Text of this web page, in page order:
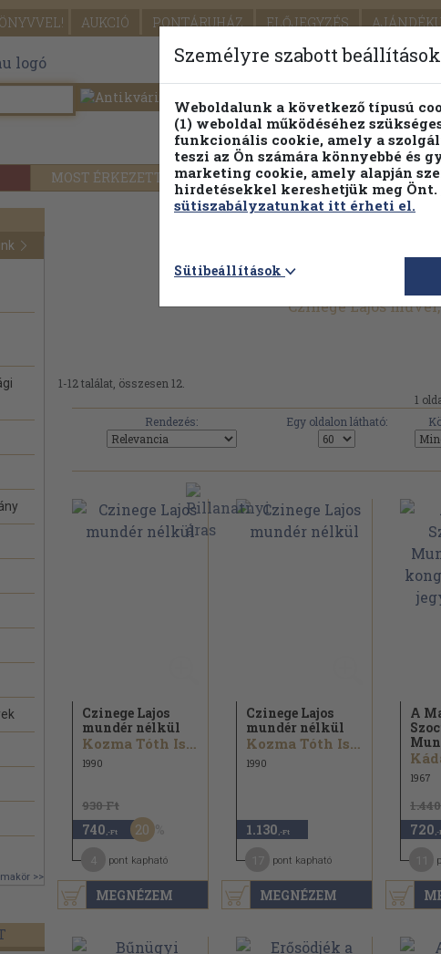
AUKCIÓ PONTÁRUHÁZ ELŐJEGYZÉS
MOST ÉRKEZETT PILLANATNYI ÁRAINK
Részletes kereső
>>
Czinege Lajos
1-12 találat, összesen 12.
1
Rendezés:
Egy oldalon látható:
MEGNÉZEM
Czinege Lajos
mundér nélkül
Kozma Tóth István
1990
930 Ft
740 ,-Ft 20
pont kapható
MEGNÉZEM
Czinege Lajos
mundér nélkül
Kozma Tóth István
1990
1.130 ,-Ft
pont kapható
A
1967
720
Személyre szabott beállítások
Weboldalunk a következő típusú
(1) weboldal működéséhez
funkcionális cookie, amely a
teszi az Ön számára könnyebbé és
marketing cookie, amely alapján
hirdetésekkel kereshetjük meg Önt.
sütiszabályzatunkat itt érheti el.
Sütibeállítások